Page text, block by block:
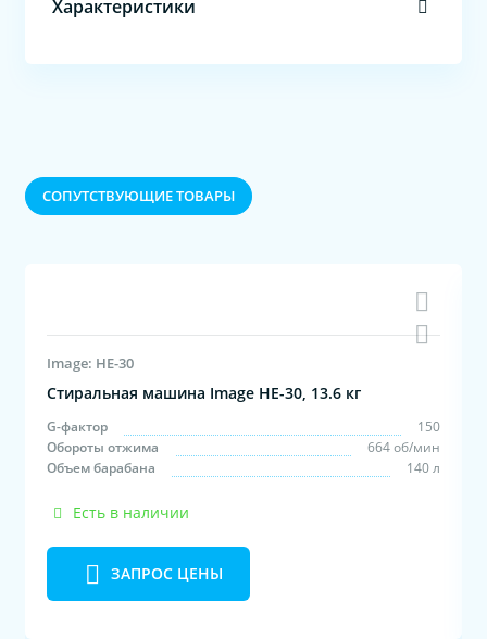
Характеристики
CОПУТСТВУЮЩИЕ ТОВАРЫ
Image: HE-30
Стиральная машина Image HE-30, 13.6 кг
G-фактор
150
Обороты отжима
664 об/мин
Объем барабана
140 л
Есть в наличии
ЗАПРОС ЦЕНЫ